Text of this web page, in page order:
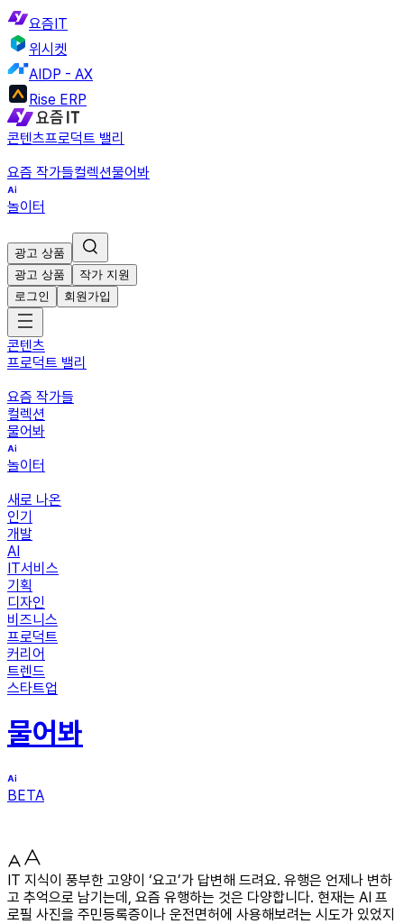
요즘IT
위시켓
AIDP - AX
Rise ERP
콘텐츠프로덕트 밸리
요즘 작가들컬렉션물어봐
놀이터
광고 상품
광고 상품
작가 지원
로그인
회원가입
콘텐츠
프로덕트 밸리
요즘 작가들
컬렉션
물어봐
놀이터
새로 나온
인기
개발
AI
IT서비스
기획
디자인
비즈니스
프로덕트
커리어
트렌드
스타트업
물어봐
BETA
IT 지식이 풍부한 고양이 ‘요고’가 답변해 드려요. 유행은 언제나 변하
고 추억으로 남기는데, 요즘 유행하는 것은 다양합니다. 현재는 AI 프
로필 사진을 주민등록증이나 운전면허에 사용해보려는 시도가 있었지